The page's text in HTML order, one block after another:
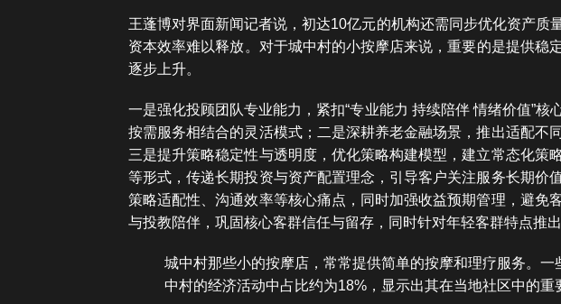
王蓬博对界面新闻记者说，初达10亿元的机构还需同步优化资产
资本效率难以释放。对于城中村的小按摩店来说，重要的是提供
逐步上升。
一是强化投顾团队专业能力，紧扣“专业能力 持续陪伴 情绪价值”
按需服务相结合的灵活模式；二是深耕养老金融场景，推出适配不
三是提升策略稳定性与透明度，优化策略构建模型，建立常态化
等形式，传递长期投资与资产配置理念，引导客户关注服务长期
策略适配性、沟通效率等核心痛点，同时加强收益预期管理，避
与投教陪伴，巩固核心客群信任与留存，同时针对年轻客群特点推
城中村那些小的按摩店，常常提供简单的按摩和理疗服务。
中村的经济活动中占比约为18%，显示出其在当地社区中的重